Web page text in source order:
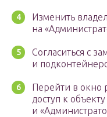
Изменить
на
Согласиться с
и
Перейти в окно
доступ к
и